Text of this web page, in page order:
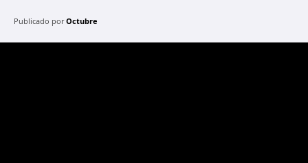
Publicado por Octubre